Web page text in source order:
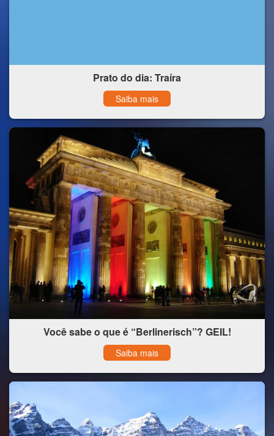
Prato do dia: Traíra
Saiba mais
Você sabe o que é “Berlinerisch”? GEIL!
Saiba mais